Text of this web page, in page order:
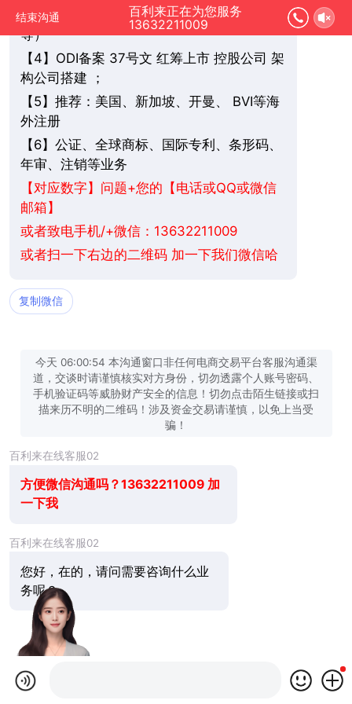
结束沟通
百利来正在为您服务
13632211009
【3】个人/公司 开银行账户（香港/新加坡
等）
【 4】ODI备案 37号文 红筹上市 控股公司 架
构公司搭建 ；
【 5】推荐：美国、新加坡、 开曼、 BVI等海
外注册
【 6】公证、全球商标、国际专利、条形码、
年审、注销等业务
【对应数字】问题+您的【电话或QQ或微信
邮箱】
或者致电手机/+微信：13632211009
或者扫一下右边的二维码 加一下我们微信哈
复制微信
今天 06:00:54 本沟通窗口非任何电商交易平台客服沟通渠
道，交谈时请谨慎核实对方身份，切勿透露个人账号密码、
手机验证码等威胁财产安全的信息！切勿点击陌生链接或扫
描来历不明的二维码！涉及资金交易请谨慎，以免上当受
骗！
百利来在线客服02
方便微信沟通吗？13632211009 加
一下我
百利来在线客服02
您好，在的，请问需要咨询什么业
务呢？